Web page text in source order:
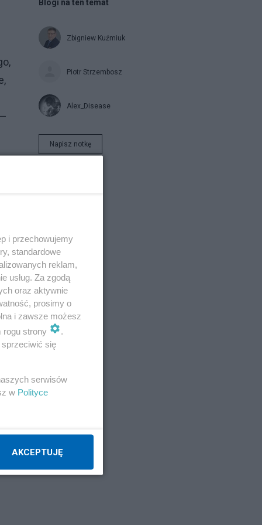
Blogi na ten temat
Zbigniew Kuźmiuk
Piotr Strzembosz
Alex_Disease
Napisz notkę
i przechowujemy
standardowe
reklam,
usług. Za zgodą
oraz aktywnie
prosimy o
i zawsze możesz
rogu strony
.
się
serwisów
w Polityce
AKCEPTUJĘ